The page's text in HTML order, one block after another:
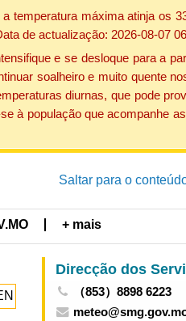
temperatura máxima atinja os
de actualização: 2026-08-07
e se desloque para a
soalheiro e muito quente
diurnas, que pode
à população que acompanhe
Saltar para o
+ mais
（853）8898 6223